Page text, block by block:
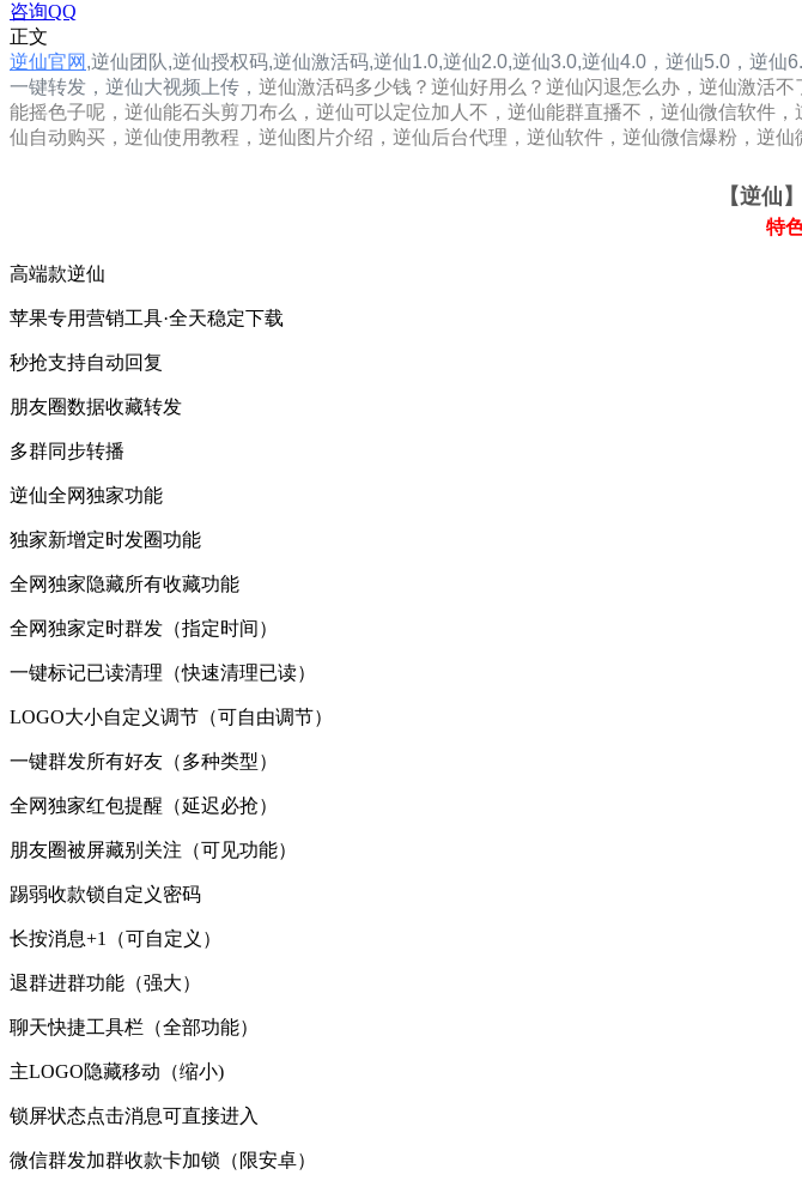
咨询QQ
正文
逆仙官网 ,逆仙团队,逆仙授权码,逆仙激活码,逆仙1.0,逆仙2.0,逆仙3.0,逆仙4.0， 逆仙5.0， 逆仙
一键转发，逆仙大视频上传， 逆仙激活码多少钱？逆仙好用么？逆仙闪退怎么办，逆仙激活
能摇色子呢，逆仙能石头剪刀布么，逆仙可以定位加人不，逆仙能群直播不，逆仙微信软件
仙自动购买，逆仙使用教程，逆仙图片介绍，逆仙后台代理，逆仙软件，逆仙微信爆粉，逆仙
【逆仙
特
高端款逆仙
苹果专用营销工具·全天稳定下载
秒抢支持自动回复
朋友圈数据收藏转发
多群同步转播
逆仙全网独家功能
独家新增定时发圈功能
全网独家隐藏所有收藏功能
全网独家定时群发（指定时间）
一键标记已读清理（快速清理已读）
LOGO大小自定义调节（可自由调节）
一键群发所有好友（多种类型）
全网独家红包提醒（延迟必抢）
朋友圈被屏藏别关注（可见功能）
踢弱收款锁自定义密码
长按消息+1（可自定义）
退群进群功能（强大）
聊天快捷工具栏（全部功能）
主LOGO隐藏移动（缩小)
锁屏状态点击消息可直接进入
微信群发加群收款卡加锁（限安卓）